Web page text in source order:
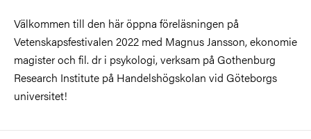
Välkommen till den här öppna föreläsningen på
Vetenskapsfestivalen 2022 med Magnus Jansson, ekonomie
magister och fil. dr i psykologi, verksam på Gothenburg
Research Institute på Handelshögskolan vid Göteborgs
universitet!